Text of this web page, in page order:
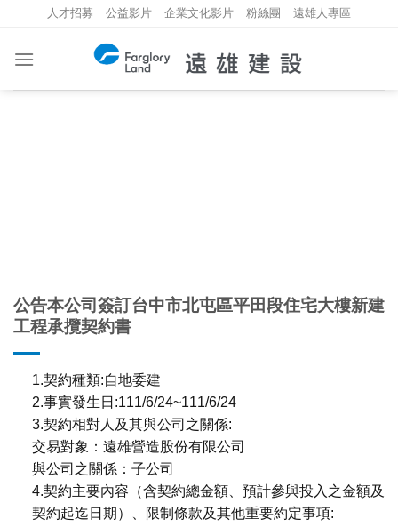
content
人才招募 公益影片 企業文化影片 粉絲團 遠雄人專區
公告本公司簽訂台中市北屯區平田段住宅大樓新建
工程承攬契約書
1.契約種類:自地委建
2.事實發生日:111/6/24~111/6/24
3.契約相對人及其與公司之關係:
交易對象：遠雄營造股份有限公司
與公司之關係：子公司
4.契約主要內容（含契約總金額、預計參與投入之金額及
契約起迄日期）、限制條款及其他重要約定事項: